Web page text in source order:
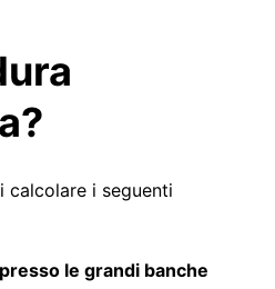
calcolare i seguenti
le grandi banche